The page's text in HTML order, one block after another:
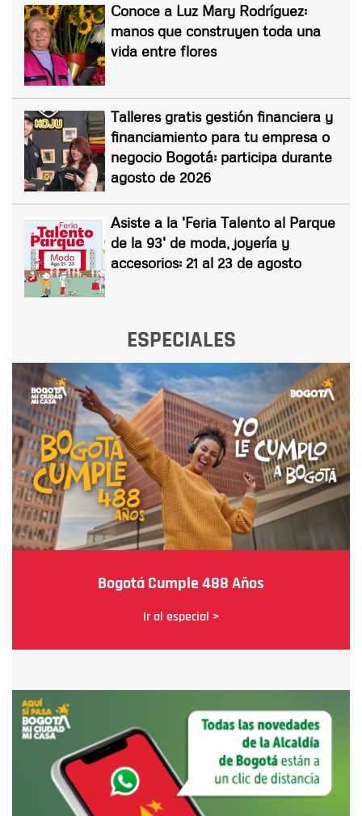
Conoce a Luz Mary Rodríguez:
manos que construyen toda una
vida entre flores
Talleres gratis gestión financiera y
financiamiento para tu empresa o
negocio Bogotá: participa durante
agosto de 2026
Asiste a la 'Feria Talento al Parque
de la 93' de moda, joyería y
accesorios: 21 al 23 de agosto
ESPECIALES
Bogotá Cumple 488 Años
Ir al especial >